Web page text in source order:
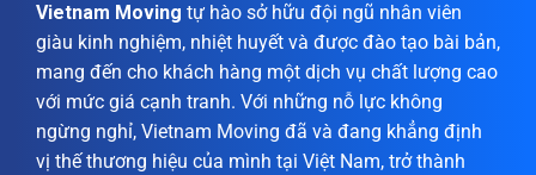
Vietnam Moving tự hào sở hữu đội ngũ nhân viên
giàu kinh nghiệm, nhiệt huyết và được đào tạo bài bản,
mang đến cho khách hàng một dịch vụ chất lượng cao
với mức giá cạnh tranh. Với những nỗ lực không
ngừng nghỉ, Vietnam Moving đã và đang khẳng định
vị thế thương hiệu của mình tại Việt Nam, trở thành